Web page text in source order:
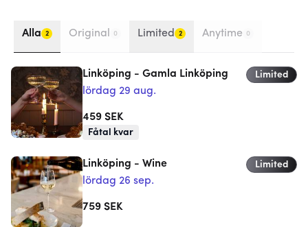
Alla 2 Original 0 Limited 2 Anytime 0
Linköping - Gamla Linköping
lördag 29 aug.
Limited
459 SEK
Fåtal kvar
Linköping - Wine
lördag 26 sep.
Limited
759 SEK